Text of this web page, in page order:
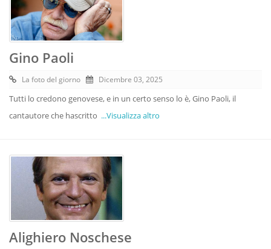
Gino Paoli
La foto del giorno Dicembre 03, 2025
Tutti lo credono genovese, e in un certo senso lo è, Gino Paoli, il
cantautore che hascritto ...Visualizza altro
Alighiero Noschese